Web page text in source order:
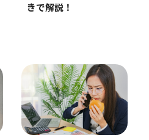
きで解説！